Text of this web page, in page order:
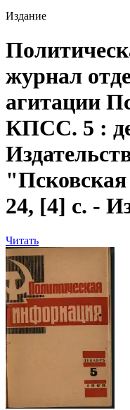
Издание
журнал
агитации
КПСС. 5 :
24, [4] с. -
Читать